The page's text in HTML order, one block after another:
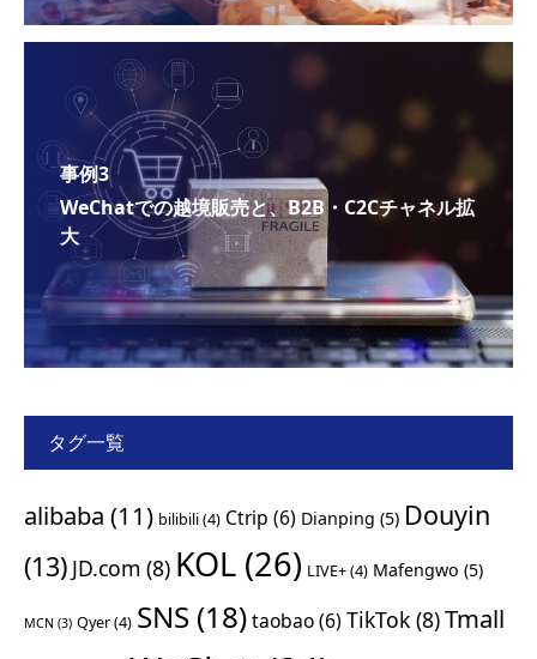
事例3
WeChatでの越境販売と、B2B・C2Cチャネル拡
大
タグ一覧
alibaba (11) bilibili(4) Ctrip (6) Dianping (5) Douyin
(13) JD.com (8) KOL (26) LIVE+(4) Mafengwo (5)
MCN (3) Qyer(4) SNS (18)taobao(6) TikTok (8)Tmall